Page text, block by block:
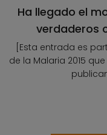
Ha llegado el
verdaderos
[Esta entrada es
de la Malaria 2015